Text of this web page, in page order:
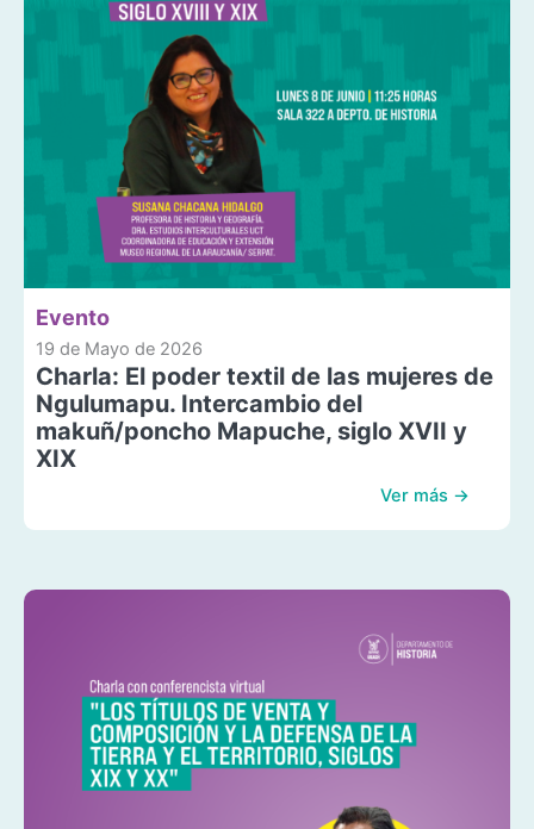
Evento
19 de Mayo de 2026
Charla: El poder textil de las mujeres de
Ngulumapu. Intercambio del
makuñ/poncho Mapuche, siglo XVII y
XIX
Ver más →